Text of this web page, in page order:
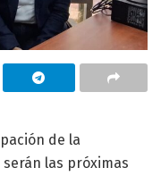
de la
las próximas